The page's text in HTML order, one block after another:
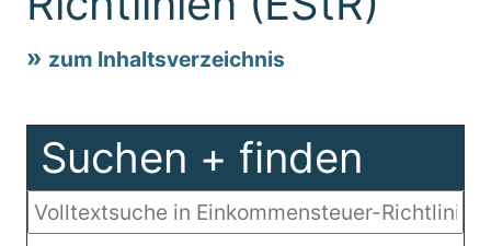
zum Inhaltsverzeichnis
Suchen + finden